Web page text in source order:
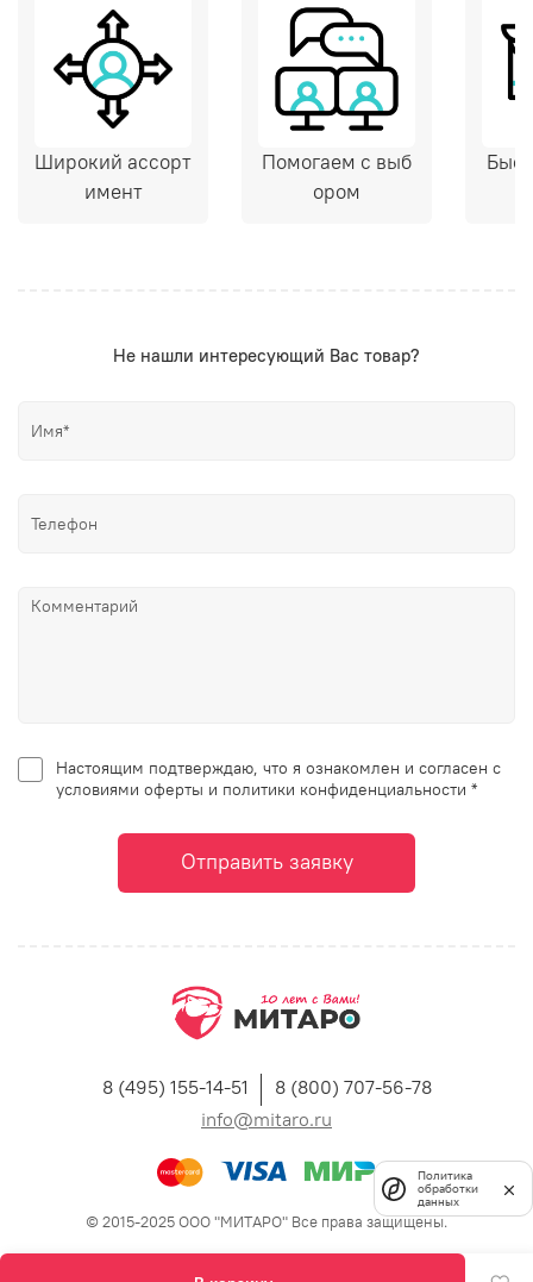
Широкий ассорт
имент
Помогаем с выб
ором
Не нашли интересующий Вас товар?
Настоящим подтверждаю, что я ознакомлен и согласен с
условиями оферты и политики конфиденциальности *
Отправить заявку
8 (495) 155-14-51
8 (800) 707-56-78
info@mitaro.ru
© 2015-2025 ООО "МИТАРО" Все права защищены.
Политика
обработки
данных